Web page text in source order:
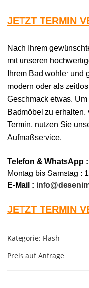
JETZT TERMIN
Nach Ihrem
mit unseren
Ihrem Bad wohler und
modern oder als
Geschmack etwas.
Badmöbel zu erhalten,
Termin, nutzen Sie
Aufmaßservice.
Telefon & WhatsApp :
Montag bis Samstag :
E-Mail :
JETZT TERMIN
Kategorie: Flash
Preis auf Anfrage